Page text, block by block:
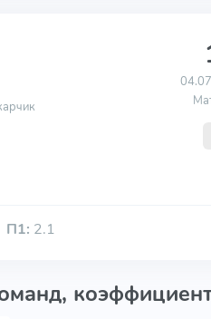
П1: 2.1